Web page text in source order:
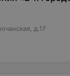
д.17